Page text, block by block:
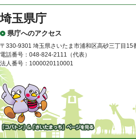
埼玉県庁
県庁へのアクセス
〒330-9301 埼玉県さいたま市浦和区高砂三丁目15
電話番号：048-824-2111（代表）
法人番号：1000020110001
「コバトン」&「さいたまっ